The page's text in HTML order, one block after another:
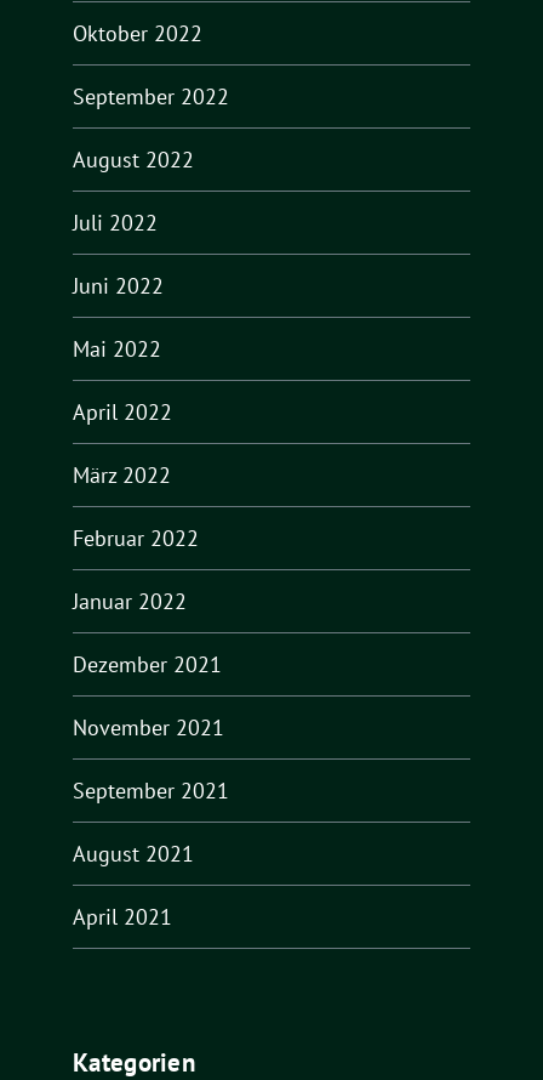
Oktober 2022
September 2022
August 2022
Juli 2022
Juni 2022
Mai 2022
April 2022
März 2022
Februar 2022
Januar 2022
Dezember 2021
November 2021
September 2021
August 2021
April 2021
Kategorien